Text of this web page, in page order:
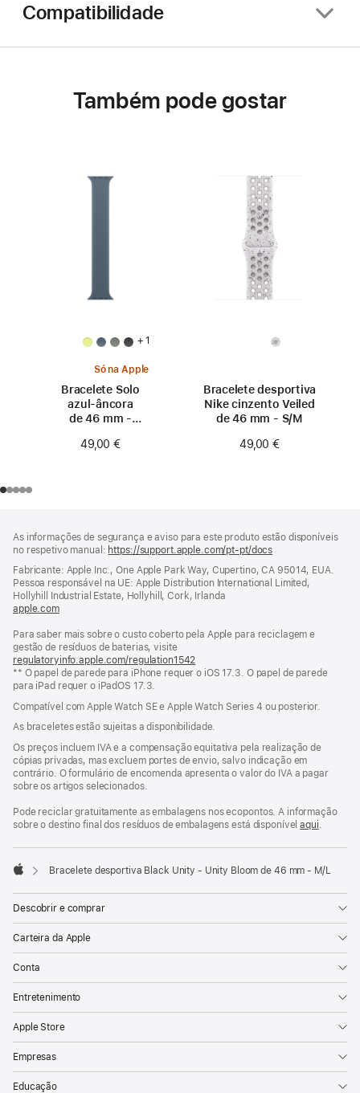
Compatibilidade
Também pode gostar
+ 1
Só na Apple
Bracelete Solo
azul‑âncora
de 46 mm -
49,00 €
Bracelete desportiva
Nike cinzento Veiled
de 46 mm - S/M
49,00 €
de
rodapé
As informações de segurança e aviso para este produto estão disponíveis
no respetivo manual: https://support.apple.com/pt-pt/docs
nova
janela)
Fabricante: Apple Inc., One Apple Park Way, Cupertino, CA 95014, EUA.
Pessoa responsável na UE: Apple Distribution International Limited,
Hollyhill Industrial Estate, Hollyhill, Cork, Irlanda
apple.com(abre
nova
janela)
Para saber mais sobre o custo coberto pela Apple para reciclagem e
gestão de resíduos de baterias, visite
regulatoryinfo.apple.com/regulation1542
numa
** O papel de parede para iPhone requer o iOS 17.3. O papel de parede
para iPad requer o iPadOS 17.3.
Compatível com Apple Watch SE e Apple Watch Series 4 ou posterior.
As braceletes estão sujeitas a disponibilidade.
Os preços incluem IVA e a compensação equitativa pela realização de
cópias privadas, mas excluem portes de envio, salvo indicação em
contrário. O formulário de encomenda apresenta o valor do IVA a pagar
sobre os artigos selecionados.
Pode reciclar gratuitamente as embalagens nos ecopontos. A informação
sobre o destino final dos resíduos de embalagens está disponívelaqui.
Bracelete desportiva Black Unity - Unity Bloom de 46 mm - M/L
Descobrir e comprar
Carteira da Apple
Conta
Entretenimento
Apple Store
Empresas
Educação